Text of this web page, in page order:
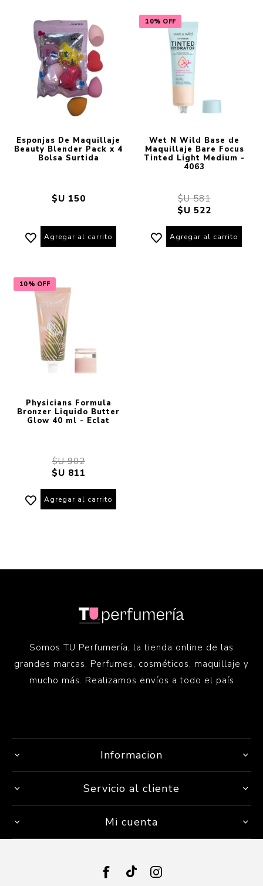
Esponjas De Maquillaje
Beauty Blender Pack x 4
Bolsa Surtida
$U 150
Agregar al carrito
10% OFF
Wet N Wild Base de
Maquillaje Bare Focus
Tinted Light Medium -
4063
$U 581
$U 522
Agregar al carrito
10% OFF
Physicians Formula
Bronzer Liquido Butter
Glow 40 ml - Eclat
$U 902
$U 811
Agregar al carrito
Somos TU Perfumería, la tienda online de las
grandes marcas. Perfumes, cosméticos, maquillaje y
mucho más. Realizamos envíos a todo el país
Informacion
Servicio al cliente
Mi cuenta